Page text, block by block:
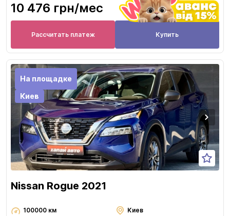
10 476 грн/мес
Рассчитать платеж Купить
На площадке
Киев
Nissan Rogue 2021
100000 км
Киев